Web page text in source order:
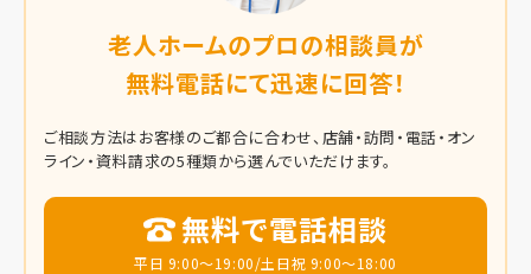
老人ホームのプロの相談員が
無料電話にて迅速に回答！
ご相談方法はお客様のご都合に合わせ、店舗・訪問・電話・オン
ライン・資料請求の5種類から選んでいただけます。
無料で電話相談
平日 9:00～19:00/土日祝 9:00～18:00